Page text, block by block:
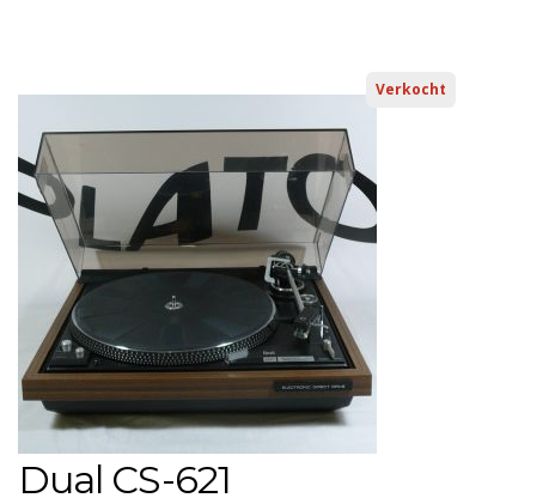
Verkocht
Dual CS-621